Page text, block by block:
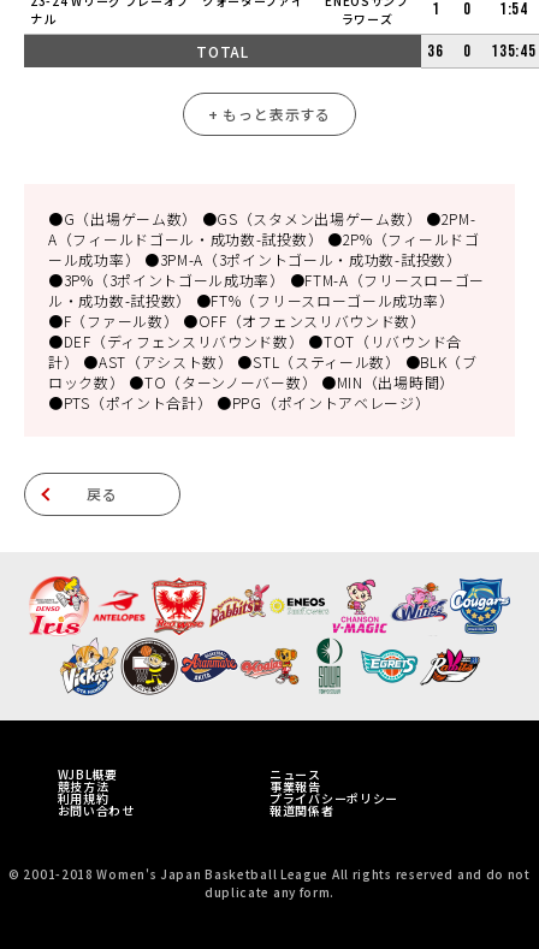
ナル
ラワーズ
1 0 1:54
TOTAL 36 0 135:45
+ もっと表示する
●G（出場ゲーム数） ●GS（スタメン出場ゲーム数） ●2PM-
A（フィールドゴール・成功数-試投数） ●2P%（フィールドゴ
ール成功率） ●3PM-A（3ポイントゴール・成功数-試投数）
●3P%（3ポイントゴール成功率） ●FTM-A（フリースローゴー
ル・成功数-試投数） ●FT%（フリースローゴール成功率）
●F（ファール数） ●OFF（オフェンスリバウンド数）
●DEF（ディフェンスリバウンド数） ●TOT（リバウンド合
計） ●AST（アシスト数） ●STL（スティール数） ●BLK（ブ
ロック数） ●TO（ターンノーバー数） ●MIN（出場時間）
●PTS（ポイント合計） ●PPG（ポイントアベレージ）
戻る
WJBL概要 ニュース
競技方法 事業報告
利用規約 プライバシーポリシー
お問い合わせ 報道関係者
© 2001-2018 Women's Japan Basketball League All rights reserved and do not
duplicate any form.